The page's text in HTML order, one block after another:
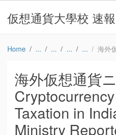
仮想通貨大學校 速報
Home 海外仮想通貨ニュース：Cryptocurrency
海外仮想通貨
Taxation in
Ministry